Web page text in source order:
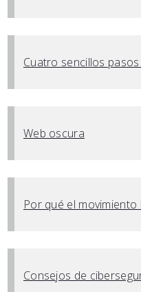
Cuatro sencillos
Web oscura
Por qué el
Consejos de